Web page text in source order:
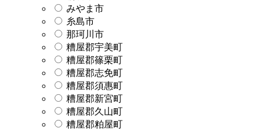
みやま市
糸島市
那珂川市
糟屋郡宇美町
糟屋郡篠栗町
糟屋郡志免町
糟屋郡須惠町
糟屋郡新宮町
糟屋郡久山町
糟屋郡粕屋町